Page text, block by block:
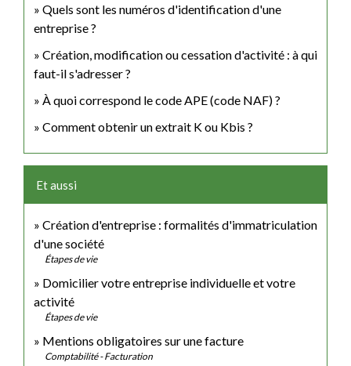
Quels sont les numéros d'identification d'une
entreprise ?
Création, modification ou cessation d'activité : à qui
faut-il s'adresser ?
À quoi correspond le code APE (code NAF) ?
Comment obtenir un extrait K ou Kbis ?
Et aussi
Création d'entreprise : formalités d'immatriculation
d'une société
Étapes de vie
Domicilier votre entreprise individuelle et votre
activité
Étapes de vie
Mentions obligatoires sur une facture
Comptabilité - Facturation